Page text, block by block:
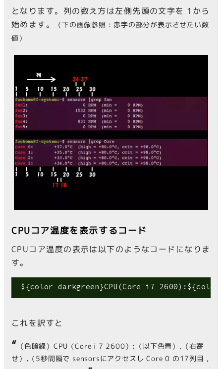
となります。列の数え方は左側先頭の文字を 1から
始めます。
（下の画像参照 : 赤字の部分が表示させたい数
値）
CPUコア温度を表示するコード
CPUコア温度の表示は以下のようなコードになりま
す。
${color darkgreen}CPU(Core i7
これを訳すと
“
（色暗緑）CPU（Core i 7 2600）:（以下色青）,（右寄
せ）,（5秒間隔で sensorsにアクセスし Core 0 の17列目 ,